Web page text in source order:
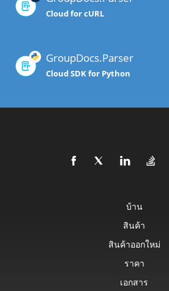
Cloud for cURL
GroupDocs.Parser
Cloud SDK for Python
บ้าน
สินค้า
สินค้าออกใหม่
ราคา
เอกสาร